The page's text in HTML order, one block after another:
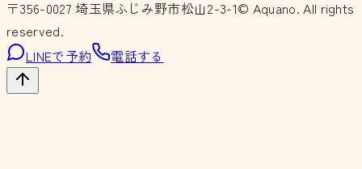
〒356-0027 埼玉県ふじみ野市松山2-3-1© Aquano. All rights
reserved.
LINEで予約
電話する